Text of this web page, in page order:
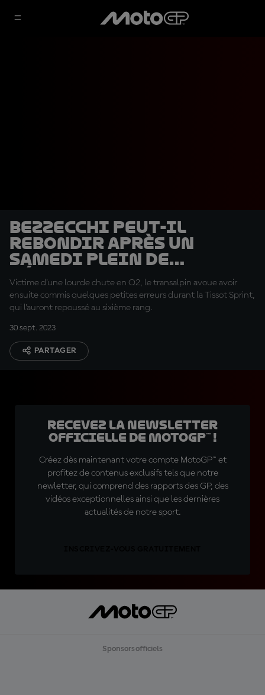
Bezzecchi peut-il
rebondir après un
samedi plein de
déboires ?
Victime d'une lourde chute en Q2, le transalpin avoue avoir
ensuite commis quelques petites erreurs durant la Tissot Sprint,
qui l'auront repoussé au sixième rang.
30 sept. 2023
PARTAGER
Recevez la Newsletter
officielle de MotoGP™ !
Créez dès maintenant votre compte MotoGP™ et
profitez de contenus exclusifs tels que notre
newletter, qui comprend des rapports des GP, des
vidéos exceptionnelles ainsi que les dernières
actualités de notre sport.
Sponsors officiels